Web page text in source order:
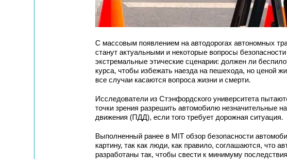
С массовым появлением на автодорогах автономных
станут актуальными и некоторые вопросы
экстремальные этические сценарии: должен ли
курса, чтобы избежать наезда на пешехода, но ценой
все случаи касаются вопроса жизни и смерти.
Исследователи из Стэнфордского университета
точки зрения разрешить автомобилю незначительные
движения (ПДД), если того требует дорожная ситуация.
Выполненный ранее в МIТ обзор безопасности
картину, так как люди, как правило, соглашаются, что
разработаны так, чтобы свести к минимуму